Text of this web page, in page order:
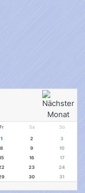
Fr Sa So
1 2
3
8 9
10
16
17
23
24
30 31